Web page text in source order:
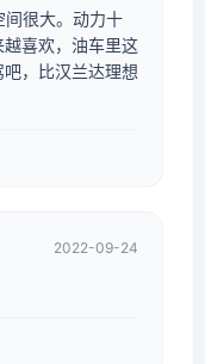
很大。动力十
喜欢，油车里这
，比汉兰达理想
2022-09-24